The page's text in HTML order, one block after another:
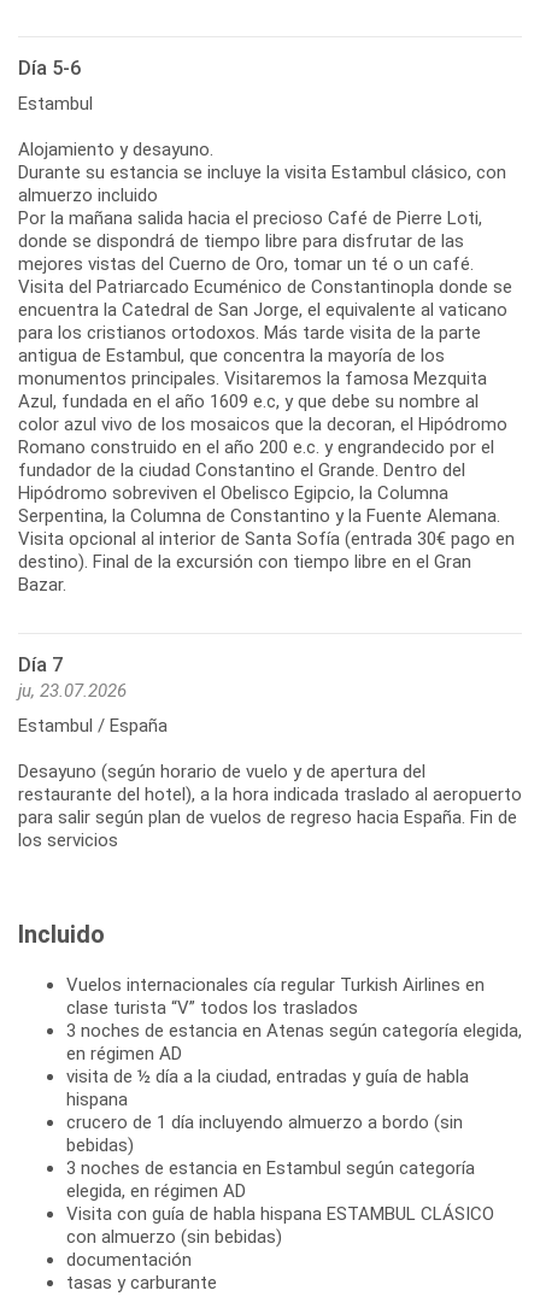
Día 5-6
Estambul
Alojamiento y desayuno.
Durante su estancia se incluye la visita Estambul clásico, con
almuerzo incluido
Por la mañana salida hacia el precioso Café de Pierre Loti,
donde se dispondrá de tiempo libre para disfrutar de las
mejores vistas del Cuerno de Oro, tomar un té o un café.
Visita del Patriarcado Ecuménico de Constantinopla donde se
encuentra la Catedral de San Jorge, el equivalente al vaticano
para los cristianos ortodoxos. Más tarde visita de la parte
antigua de Estambul, que concentra la mayoría de los
monumentos principales. Visitaremos la famosa Mezquita
Azul, fundada en el año 1609 e.c, y que debe su nombre al
color azul vivo de los mosaicos que la decoran, el Hipódromo
Romano construido en el año 200 e.c. y engrandecido por el
fundador de la ciudad Constantino el Grande. Dentro del
Hipódromo sobreviven el Obelisco Egipcio, la Columna
Serpentina, la Columna de Constantino y la Fuente Alemana.
Visita opcional al interior de Santa Sofía (entrada 30€ pago en
destino). Final de la excursión con tiempo libre en el Gran
Bazar.
Día 7
ju, 23.07.2026
Estambul / España
Desayuno (según horario de vuelo y de apertura del
restaurante del hotel), a la hora indicada traslado al aeropuerto
para salir según plan de vuelos de regreso hacia España. Fin de
los servicios
Incluido
Vuelos internacionales cía regular Turkish Airlines en
clase turista “V” todos los traslados
3 noches de estancia en Atenas según categoría elegida,
en régimen AD
visita de ½ día a la ciudad, entradas y guía de habla
hispana
crucero de 1 día incluyendo almuerzo a bordo (sin
bebidas)
3 noches de estancia en Estambul según categoría
elegida, en régimen AD
Visita con guía de habla hispana ESTAMBUL CLÁSICO
con almuerzo (sin bebidas)
documentación
tasas y carburante